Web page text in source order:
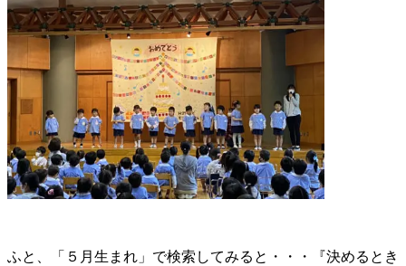
ふと、「５月生まれ」で検索してみると・・・『決めるとき